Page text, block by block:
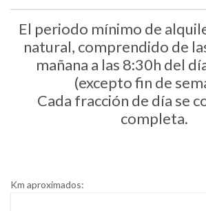
El periodo mínimo de
natural, comprendido de
mañana a las 8:30h del
(excepto fin de
Cada fracción de día se
completa.
Km aproximados: